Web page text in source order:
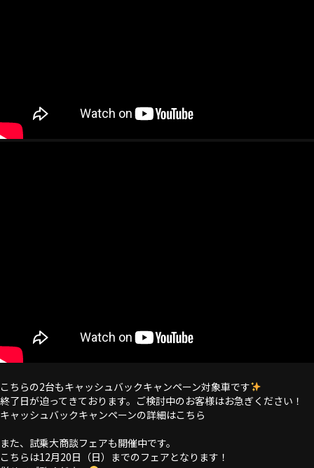
こちらの2台もキャッシュバックキャンペーン対象車です
終了日が迫ってきております。ご検討中のお客様はお急ぎください！
キャッシュバックキャンペーンの詳細はこちら
また、試乗大商談フェアも開催中です。
こちらは12月20日（日）までのフェアとなります！